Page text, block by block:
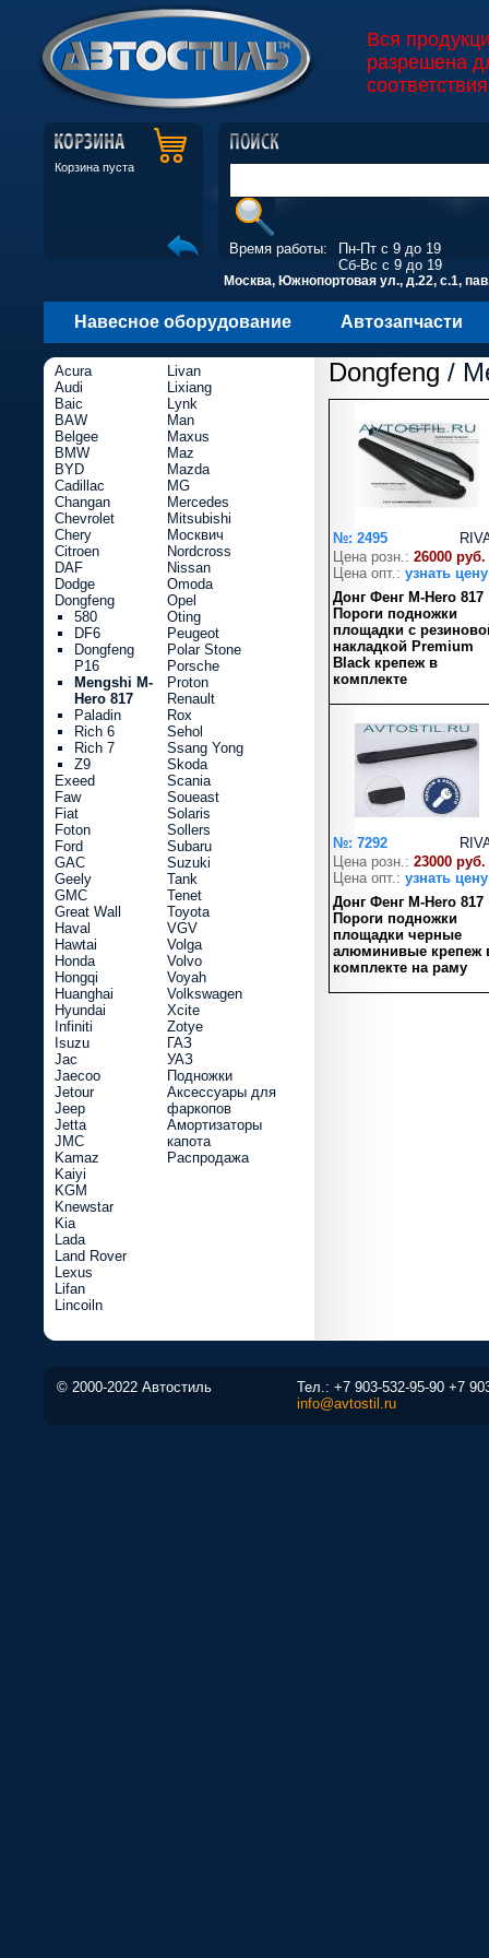
Вся
разрешена
Корзина пуста
Время работы:
Пн-Пт с 9 до 19
Сб-Вс с 9 до 19
Москва, Южнопортовая ул., д.22, с.1,
Навесное оборудование Автозапчасти
Dongfeng /
№: 2495
Цена розн.: 26000 руб.
Цена опт.: узнать цену
Донг Фенг M-Hero 817
Пороги подножки
площадки с
накладкой Premium
Black крепеж в
комплекте
№: 7292
Цена розн.: 23000 руб.
Цена опт.: узнать цену
Донг Фенг M-Hero 817
Пороги подножки
площадки черные
алюминивые крепеж
комплекте на раму
Acura
Audi
Baic
BAW
Belgee
BMW
BYD
Cadillac
Changan
Chevrolet
Chery
Citroen
DAF
Dodge
Dongfeng
580
DF6
Dongfeng
P16
Mengshi M-
Hero 817
Paladin
Rich 6
Rich 7
Z9
Exeed
Faw
Fiat
Foton
Ford
GAC
Geely
GMC
Great Wall
Haval
Hawtai
Honda
Hongqi
Huanghai
Hyundai
Infiniti
Isuzu
Jac
Jaecoo
Jetour
Jeep
Jetta
JMC
Kamaz
Kaiyi
KGM
Knewstar
Kia
Lada
Land Rover
Lexus
Lifan
Lincoiln
Livan
Lixiang
Lynk
Man
Maxus
Maz
Mazda
MG
Mercedes
Mitsubishi
Москвич
Nordcross
Nissan
Omoda
Opel
Oting
Peugeot
Polar Stone
Porsche
Proton
Renault
Rox
Sehol
Ssang Yong
Skoda
Scania
Soueast
Solaris
Sollers
Subaru
Suzuki
Tank
Tenet
Toyota
VGV
Volga
Volvo
Voyah
Volkswagen
Xcite
Zotye
ГАЗ
УАЗ
Подножки
Аксессуары для
фаркопов
Амортизаторы
капота
Распродажа
© 2000-2022 Автостиль Тел.: +7 903-532-95-90 +7
info@avtostil.ru